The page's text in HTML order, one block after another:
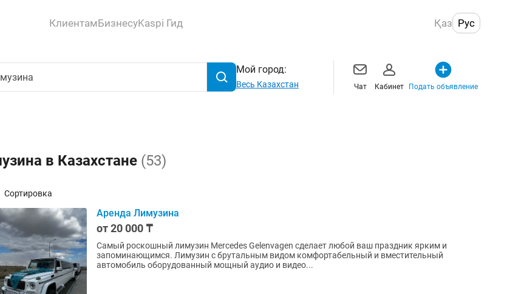
КлиентамБизнесуKaspi Гид Қаз Рус
Мой город:
Весь Казахстан Чат Кабинет Подать объявление
в Казахстане (53)
Сортировка
Аренда Лимузина
от 20 000 ₸
Самый роскошный лимузин Mercedes Gelenvagen сделает любой ваш праздник ярким и
запоминающимся. Лимузин с брутальным видом комфортабельный и вместительный
автомобиль оборудованный мощный аудио и видео...